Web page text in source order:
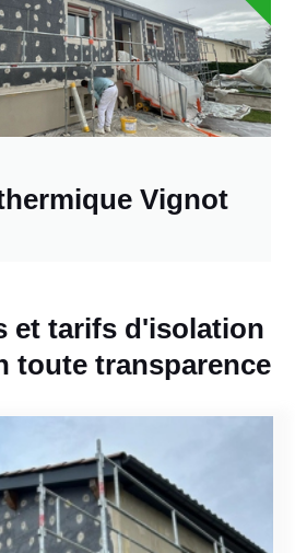
Vignot
et tarifs d'isolation
toute transparence